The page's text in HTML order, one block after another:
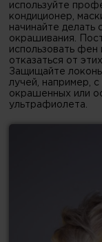
используйте
кондиционер,
начинайте делать
окрашивания.
использовать
отказаться от
Защищайте
лучей, например,
окрашенных или
ультрафиолета.